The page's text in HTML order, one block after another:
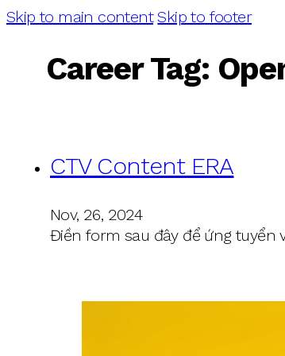
Skip to main content Skip to footer
Career Tag:
CTV Content ERA
Nov, 26, 2024
Điền form sau đây để ứng tuyển